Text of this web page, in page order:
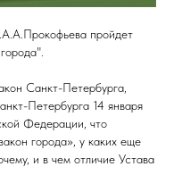
пройдет
Санкт-Петербурга,
Петербурга 14 января
Федерации, что
города», у каких еще
и в чем отличие Устава